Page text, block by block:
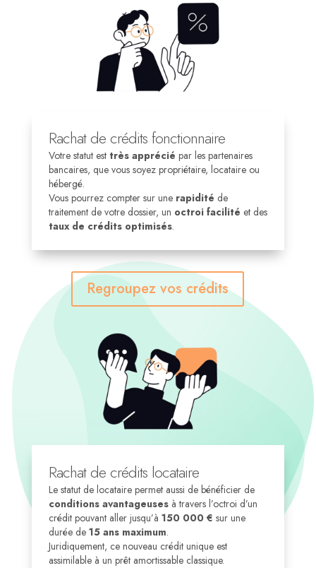
Rachat de crédits fonctionnaire
Votre statut est très apprécié par les partenaires
bancaires, que vous soyez propriétaire, locataire ou
hébergé.
Vous pourrez compter sur une rapidité de
traitement de votre dossier, un octroi facilité et des
taux de crédits optimisés.
Regroupez vos crédits
Rachat de crédits locataire
Le statut de locataire permet aussi de bénéficier de
conditions avantageusesà travers l’octroi d’un
crédit pouvant aller jusqu’à 150 000 € sur une
durée de 15 ans maximum.
Juridiquement, ce nouveau crédit unique est
assimilable à un prêt amortissable classique.